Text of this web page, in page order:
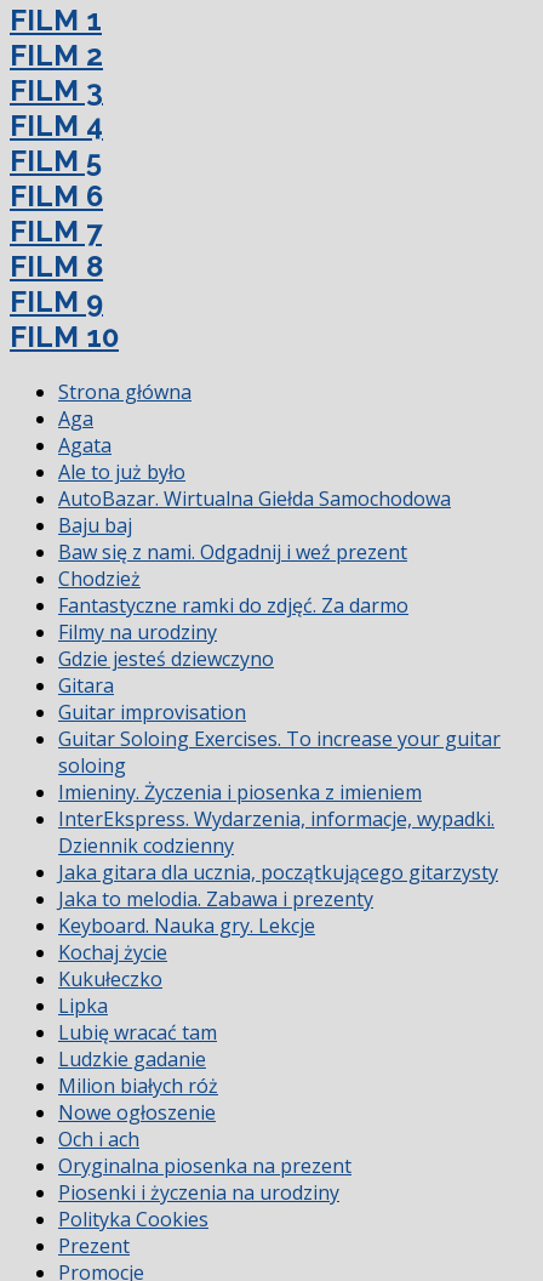
FILM 1
FILM 2
FILM 3
FILM 4
FILM 5
FILM 6
FILM 7
FILM 8
FILM 9
FILM 10
Strona główna
Aga
Agata
Ale to już było
AutoBazar. Wirtualna Giełda Samochodowa
Baju baj
Baw się z nami. Odgadnij i weź prezent
Chodzież
Fantastyczne ramki do zdjęć. Za darmo
Filmy na urodziny
Gdzie jesteś dziewczyno
Gitara
Guitar improvisation
Guitar Soloing Exercises. To increase your guitar
soloing
Imieniny. Życzenia i piosenka z imieniem
InterEkspress. Wydarzenia, informacje, wypadki.
Dziennik codzienny
Jaka gitara dla ucznia, początkującego gitarzysty
Jaka to melodia. Zabawa i prezenty
Keyboard. Nauka gry. Lekcje
Kochaj życie
Kukułeczko
Lipka
Lubię wracać tam
Ludzkie gadanie
Milion białych róż
Nowe ogłoszenie
Och i ach
Oryginalna piosenka na prezent
Piosenki i życzenia na urodziny
Polityka Cookies
Prezent
Promocje